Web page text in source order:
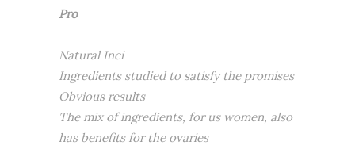
Pro
Natural Inci
Ingredients studied to satisfy the promises
Obvious results
The mix of ingredients, for us women, also
has benefits for the ovaries